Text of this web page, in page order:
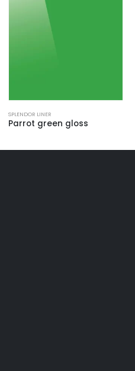
SPLENDOR LINER
Almond suede